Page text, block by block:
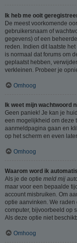
Ik heb me ooit
De meest voorkomende
gebruikersnaam of
gegevens) of een
reden. Indien dit laatste
is normaal dat forums om
geplaatst hebben,
verkleinen. Probeer je
Omhoog
Ik weet mijn wachtwoord
Geen paniek! Je kan je
een mogelijkheid om deze
aanmeldpagina gaan en
op het scherm en even
Omhoog
Waarom word ik
Als je de optie meld mij
maar voor een bepaalde
account misbruiken. Om
optie aanvinken. We
computer, bijvoorbeeld op
Als deze optie niet
Omhoog